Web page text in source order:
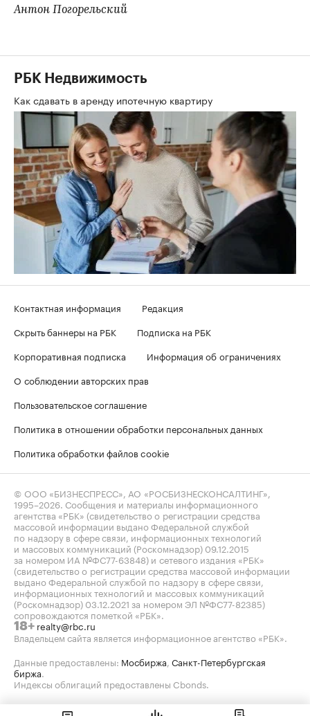
Антон Погорельский
РБК Недвижимость
Как сдавать в аренду ипотечную квартиру
Контактная информация
Редакция
Скрыть баннеры на РБК
Подписка на РБК
Корпоративная подписка
Информация об ограничениях
О соблюдении авторских прав
Пользовательское соглашение
Политика в отношении обработки персональных данных
Политика обработки файлов cookie
© ООО «БИЗНЕСПРЕСС», АО «РОСБИЗНЕСКОНСАЛТИНГ»,
1995–2026 . Сообщения и материалы информационного
агентства «РБК» (свидетельство о регистрации средства
массовой информации выдано Федеральной службой
по надзору в сфере связи, информационных технологий
и массовых коммуникаций (Роскомнадзор) 09.12.2015
за номером ИА №ФС77-63848) и сетевого издания «РБК»
(свидетельство о регистрации средства массовой информации
выдано Федеральной службой по надзору в сфере связи,
информационных технологий и массовых коммуникаций
(Роскомнадзор) 03.12.2021 за номером ЭЛ №ФС77-82385)
сопровождаются пометкой «РБК».
18+ realty@rbc.ru
Владельцем сайта является информационное агентство «РБК».
Данные предоставлены: Мосбиржа Санкт-Петербургская
биржа
Индексы облигаций предоставлены Cbonds.